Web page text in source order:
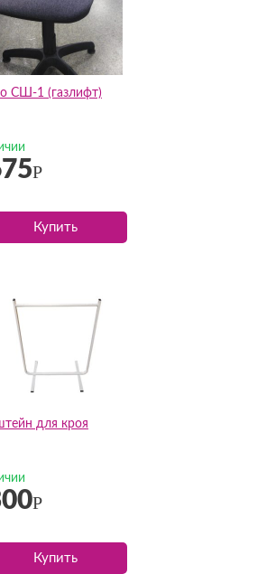
СШ-1 (газлифт)
Р
Купить
для кроя
Р
Купить